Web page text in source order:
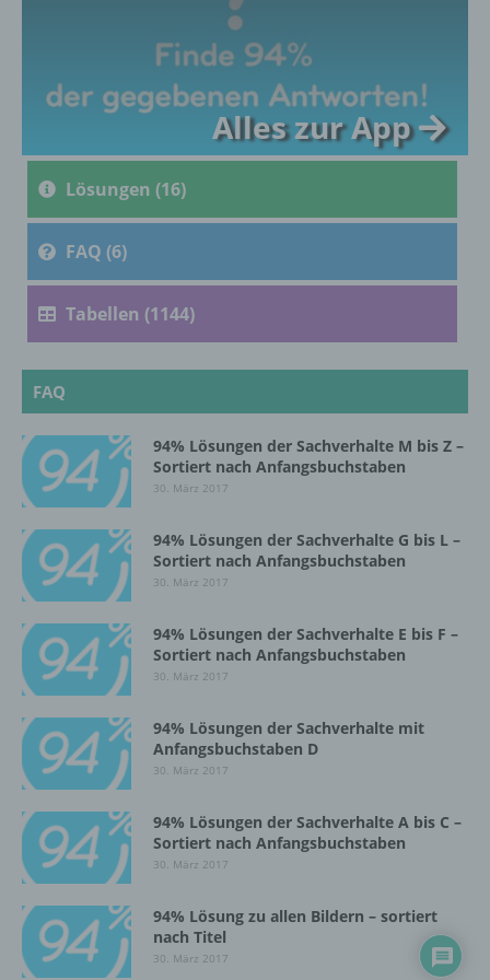
Alles zur App
Lösungen (16)
FAQ (6)
Tabellen (1144)
FAQ
94% Lösungen der Sachverhalte M bis Z –
Sortiert nach Anfangsbuchstaben
30. März 2017
94% Lösungen der Sachverhalte G bis L –
Sortiert nach Anfangsbuchstaben
30. März 2017
94% Lösungen der Sachverhalte E bis F –
Sortiert nach Anfangsbuchstaben
30. März 2017
94% Lösungen der Sachverhalte mit
Anfangsbuchstaben D
30. März 2017
94% Lösungen der Sachverhalte A bis C –
Sortiert nach Anfangsbuchstaben
30. März 2017
94% Lösung zu allen Bildern – sortiert
nach Titel
30. März 2017
c) Verarbeitung
Verarbeitung ist jeder mit oder ohne Hilfe
automatisierter Verfahren ausgeführte
Vorgang oder jede solche Vorgangsreihe im
Daten wie das Erheben, das Erfassen, die
Organisation, das Ordnen, die Speicherung,
die Anpassung oder Veränderung, das
Auslesen, das Abfragen, die Verwendung,
die Offenlegung durch Übermittlung,
Verbreitung oder eine andere Form der
Bereitstellung, den Abgleich oder die
Löschen oder die Vernichtung.
d) Einschränkung der Verarbeitung
Einschränkung der Verarbeitung ist die
personenbezogener Daten mit dem Ziel, ihre
künftige Verarbeitung einzuschränken.
e) Profiling
Profiling ist jede Art der automatisierten
darin besteht, dass diese
personenbezogenen Daten verwendet
werden, um bestimmte persönliche Aspekte,
zu bewerten, insbesondere, um Aspekte
bezüglich Arbeitsleistung, wirtschaftlicher
Lage, Gesundheit, persönlicher Vorlieben,
Interessen, Zuverlässigkeit, Verhalten,
Aufenthaltsort oder Ortswechsel dieser
natürlichen Person zu analysieren oder
vorherzusagen.